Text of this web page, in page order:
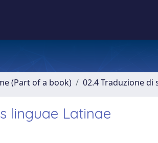
(Part of a book) 02.4 Traduzione di
linguae Latinae